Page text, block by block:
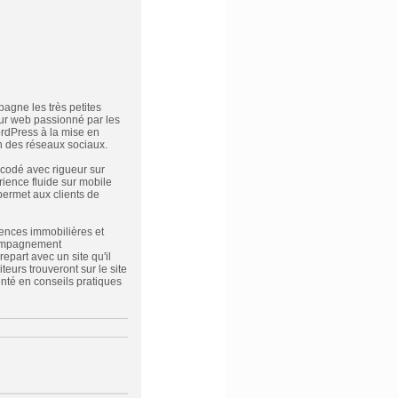
les très petites
web passionné par les
à la mise en
des réseaux sociaux.
avec rigueur sur
fluide sur mobile
aux clients de
immobilières et
avec un site qu'il
trouveront sur le site
en conseils pratiques